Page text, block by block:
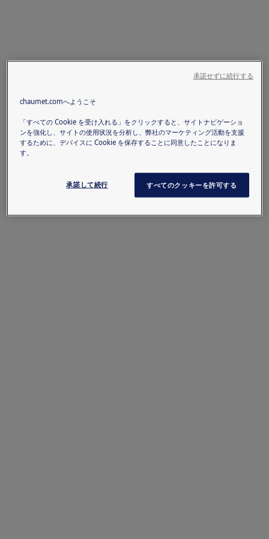
chaumet.comへようこそ
「すべての Cookie を受け入れる」をクリックすると、サイトナビゲーショ
ンを強化し、サイトの使用状況を分析し、弊社のマーケティング活動を支援
するために、デバイスに Cookie を保存することに同意したことになりま
す。
承諾して続行 すべてのクッキーを許可する
承諾せずに続行する